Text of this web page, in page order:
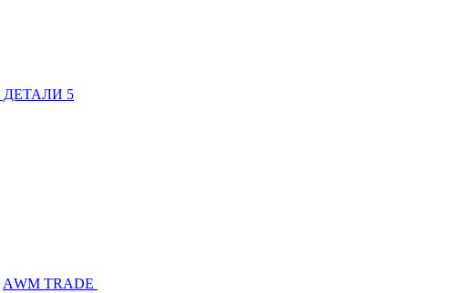
5
АWМ TRADE